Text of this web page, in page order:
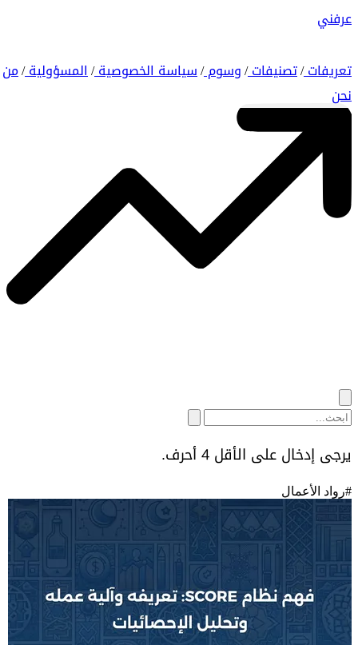
عرفني
تعريفات/ تصنيفات/ وسوم/ سياسة الخصوصية/ المسؤولية/ من
نحن
يرجى إدخال على الأقل 4 أحرف.
#رواد الأعمال